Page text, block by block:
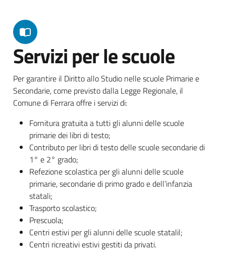
Servizi per le scuole
Per garantire il Diritto allo Studio nelle scuole Primarie e
Secondarie, come previsto dalla Legge Regionale, il
Comune di Ferrara offre i servizi di:
Fornitura gratuita a tutti gli alunni delle scuole
primarie dei libri di testo;
Contributo per libri di testo delle scuole secondarie di
1° e 2° grado;
Refezione scolastica per gli alunni delle scuole
primarie, secondarie di primo grado e dell’infanzia
statali;
Trasporto scolastico;
Prescuola;
Centri estivi per gli alunni delle scuole statalil;
Centri ricreativi estivi gestiti da privati.